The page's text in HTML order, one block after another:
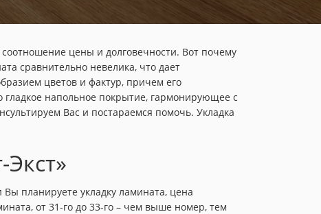
цены и долговечности. Вот почему
сравнительно невелика, что дает
цветов и фактур, причем его
напольное покрытие, гармонирующее с
Вас и постараемся помочь. Укладка
Вы планируете укладку ламината, цена
от 31-го до 33-го – чем выше номер, тем